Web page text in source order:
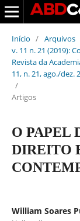
Início / Arquivos
v. 11 n. 21 (2019):
Revista da
11, n. 21, ago./dez.
/
Artigos
O PAPEL
DIREITO
William Soares